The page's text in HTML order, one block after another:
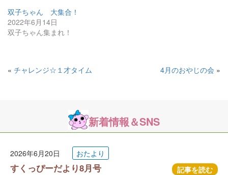
双子ちゃん 大集合！
2022年6月14日
双子ちゃん集まれ！
« チャレンジ☆１才タイム 4月のおやじの会 »
新着情報＆SNS
2026年6月20日 おたより
すくっぴーだより8月号 記事を読む